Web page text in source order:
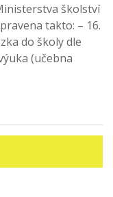
školství
takto: – 16.
do školy dle
(učebna